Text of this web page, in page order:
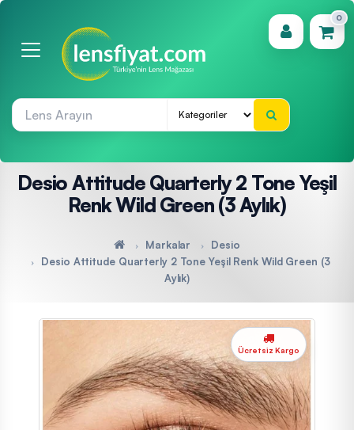
0
(0)
Desio Attitude Quarterly 2 Tone Yeşil
Renk Wild Green (3 Aylık)
Markalar
Desio
Desio Attitude Quarterly 2 Tone Yeşil Renk Wild Green (3
Aylık)
Ücretsiz Kargo